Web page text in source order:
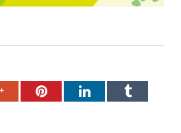
Google+PinterestLinkedInTumblr